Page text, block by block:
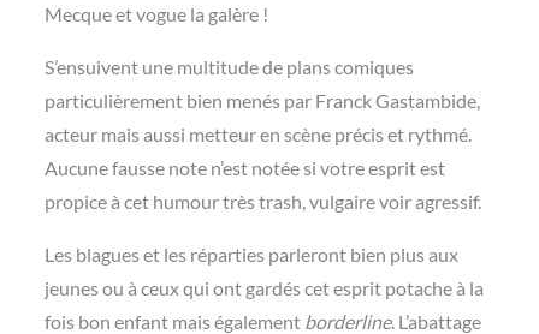
Mecque et vogue la galère !
S’ensuivent une multitude de plans comiques
particulièrement bien menés par Franck Gastambide,
acteur mais aussi metteur en scène précis et rythmé.
Aucune fausse note n’est notée si votre esprit est
propice à cet humour très trash, vulgaire voir agressif.
Les blagues et les réparties parleront bien plus aux
jeunes ou à ceux qui ont gardés cet esprit potache à la
fois bon enfant mais également borderline. L’abattage